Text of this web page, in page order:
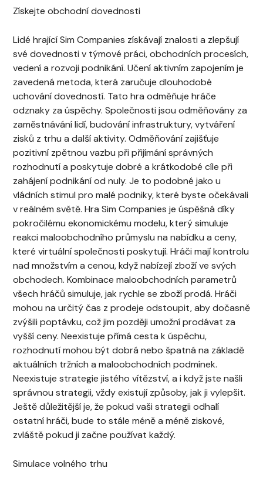
Získejte obchodní dovednosti
Lidé hrající Sim Companies získávají znalosti a zlepšují
své dovednosti v týmové práci, obchodních procesích,
vedení a rozvoji podnikání. Učení aktivním zapojením je
zavedená metoda, která zaručuje dlouhodobé
uchování dovedností. Tato hra odměňuje hráče
odznaky za úspěchy. Společnosti jsou odměňovány za
zaměstnávání lidí, budování infrastruktury, vytváření
zisků z trhu a další aktivity. Odměňování zajišťuje
pozitivní zpětnou vazbu při přijímání správných
rozhodnutí a poskytuje dobré a krátkodobé cíle při
zahájení podnikání od nuly. Je to podobné jako u
vládních stimul pro malé podniky, které byste očekávali
v reálném světě. Hra Sim Companies je úspěšná díky
pokročilému ekonomickému modelu, který simuluje
reakci maloobchodního průmyslu na nabídku a ceny,
které virtuální společnosti poskytují. Hráči mají kontrolu
nad množstvím a cenou, když nabízejí zboží ve svých
obchodech. Kombinace maloobchodních parametrů
všech hráčů simuluje, jak rychle se zboží prodá. Hráči
mohou na určitý čas z prodeje odstoupit, aby dočasně
zvýšili poptávku, což jim později umožní prodávat za
vyšší ceny. Neexistuje přímá cesta k úspěchu,
rozhodnutí mohou být dobrá nebo špatná na základě
aktuálních tržních a maloobchodních podmínek.
Neexistuje strategie jistého vítězství, a i když jste našli
správnou strategii, vždy existují způsoby, jak ji vylepšit.
Ještě důležitější je, že pokud vaši strategii odhalí
ostatní hráči, bude to stále méně a méně ziskové,
zvláště pokud ji začne používat každý.
Simulace volného trhu